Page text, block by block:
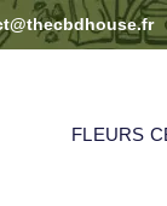
FLEURS